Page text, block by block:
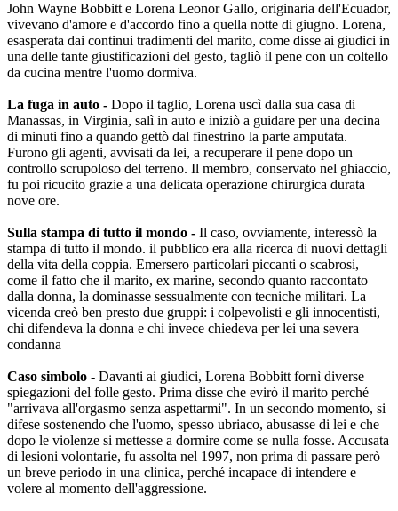
John Wayne Bobbitt e Lorena Leonor Gallo, originaria dell'Ecuador,
vivevano d'amore e d'accordo fino a quella notte di giugno. Lorena,
esasperata dai continui tradimenti del marito, come disse ai giudici in
una delle tante giustificazioni del gesto, tagliò il pene con un coltello
da cucina mentre l'uomo dormiva.
La fuga in auto - Dopo il taglio, Lorena uscì dalla sua casa di
Manassas, in Virginia, salì in auto e iniziò a guidare per una decina
di minuti fino a quando gettò dal finestrino la parte amputata.
Furono gli agenti, avvisati da lei, a recuperare il pene dopo un
controllo scrupoloso del terreno. Il membro, conservato nel ghiaccio,
fu poi ricucito grazie a una delicata operazione chirurgica durata
nove ore.
Sulla stampa di tutto il mondo - Il caso, ovviamente, interessò la
stampa di tutto il mondo. il pubblico era alla ricerca di nuovi dettagli
della vita della coppia. Emersero particolari piccanti o scabrosi,
come il fatto che il marito, ex marine, secondo quanto raccontato
dalla donna, la dominasse sessualmente con tecniche militari. La
vicenda creò ben presto due gruppi: i colpevolisti e gli innocentisti,
chi difendeva la donna e chi invece chiedeva per lei una severa
condanna
Caso simbolo - Davanti ai giudici, Lorena Bobbitt fornì diverse
spiegazioni del folle gesto. Prima disse che evirò il marito perché
"arrivava all'orgasmo senza aspettarmi". In un secondo momento, si
difese sostenendo che l'uomo, spesso ubriaco, abusasse di lei e che
dopo le violenze si mettesse a dormire come se nulla fosse. Accusata
di lesioni volontarie, fu assolta nel 1997, non prima di passare però
un breve periodo in una clinica, perché incapace di intendere e
volere al momento dell'aggressione.